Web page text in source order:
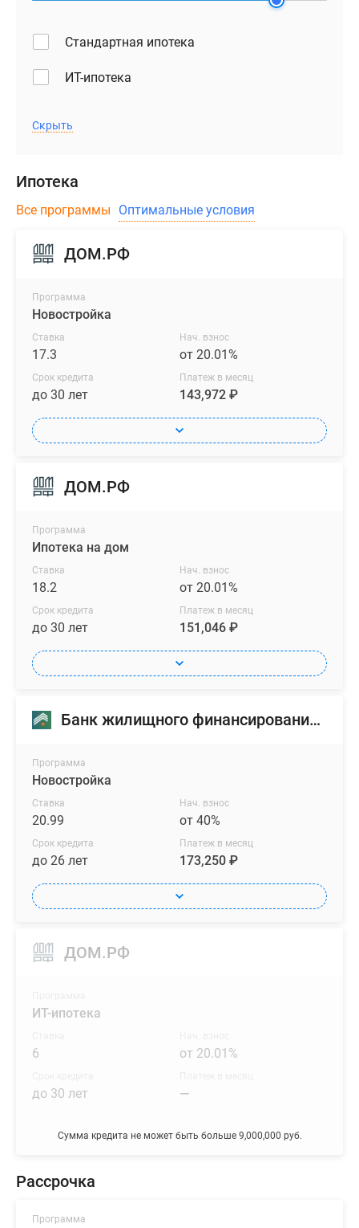
Стандартная ипотека
ИТ-ипотека
Скрыть
Ипотека
Все программы Оптимальные условия
ДОМ.РФ
Программа
Новостройка
Ставка
17.3
Нач. взнос
от 20.01%
Срок кредита
до 30 лет
Платеж в месяц
143,972 ₽
ДОМ.РФ
Программа
Ипотека на дом
Ставка
18.2
Нач. взнос
от 20.01%
Срок кредита
до 30 лет
Платеж в месяц
151,046 ₽
Банк жилищного финансирования (БЖФ)
Программа
Новостройка
Ставка
20.99
Нач. взнос
от 40%
Срок кредита
до 26 лет
Платеж в месяц
173,250 ₽
ДОМ.РФ
Сумма кредита не может быть больше 9,000,000 руб.
ИТ-ипотека
6 от 20.01%
до 30 лет —
Рассрочка
Программа